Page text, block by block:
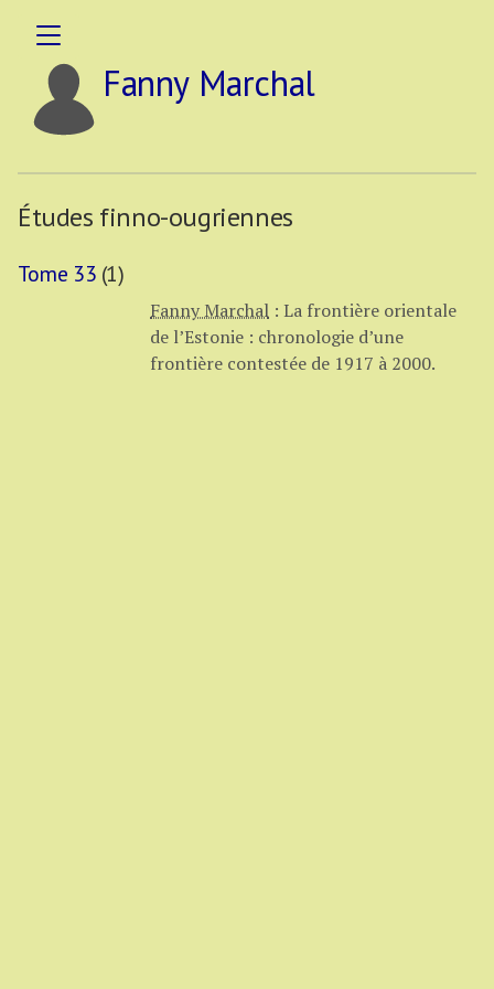
Fanny Marchal
Études finno-ougriennes
Tome 33 (1)
Fanny Marchal : La frontière orientale
de l’Estonie : chronologie d’une
frontière contestée de 1917 à 2000.